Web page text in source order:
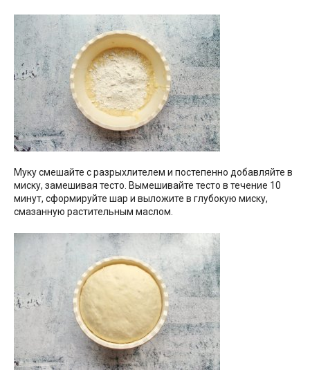
Муку смешайте с разрыхлителем и постепенно добавляйте в
миску, замешивая тесто. Вымешивайте тесто в течение 10
минут, сформируйте шар и выложите в глубокую миску,
смазанную растительным маслом.